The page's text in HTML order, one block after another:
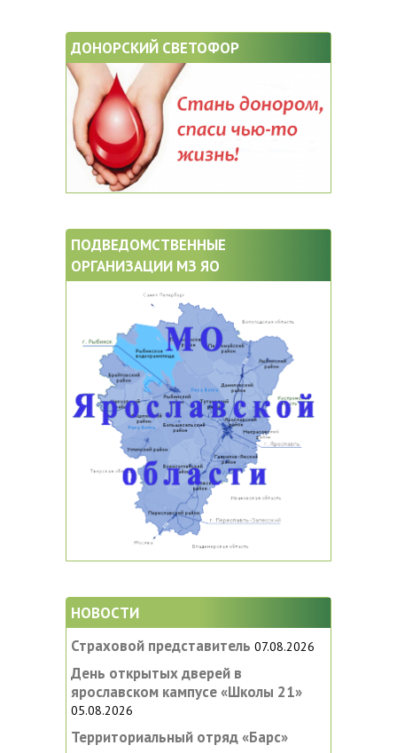
ДОНОРСКИЙ СВЕТОФОР
ПОДВЕДОМСТВЕННЫЕ
ОРГАНИЗАЦИИ МЗ ЯО
НОВОСТИ
Страховой представитель 07.08.2026
День открытых дверей в
ярославском кампусе «‎Школы 21»
05.08.2026
Территориальный отряд «Барс»